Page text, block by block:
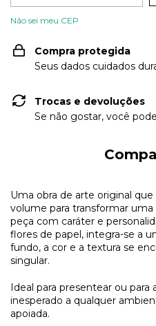
Não sei meu CEP
Compra protegida
Seus dados cuidados
Trocas e devoluções
Se não gostar, você
Uma obra de arte original
volume para transformar
peça com caráter e
flores de papel, integra-se a
fundo, a cor e a textura se
singular.
Ideal para presentear ou
inesperado a qualquer
apoiada.